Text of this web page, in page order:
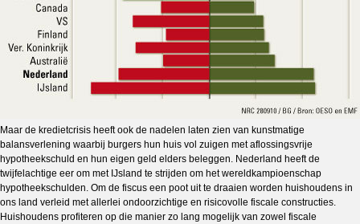
Maar de kredietcrisis heeft ook de nadelen laten zien van kunstmatige
balansverlening waarbij burgers hun huis vol zuigen met aflossingsvrije
hypotheekschuld en hun eigen geld elders beleggen. Nederland heeft de
twijfelachtige eer om met IJsland te strijden om het wereldkampioenschap
hypotheekschulden. Om de fiscus een poot uit te draaien worden huishoudens in
ons land verleid met allerlei ondoorzichtige en risicovolle fiscale constructies.
Huishoudens profiteren op die manier zo lang mogelijk van zowel fiscale